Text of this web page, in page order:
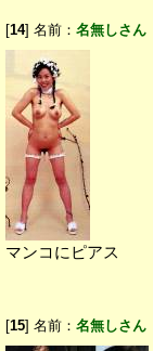
[14] 名前： 名無しさん
マンコにピアス
[15] 名前： 名無しさん